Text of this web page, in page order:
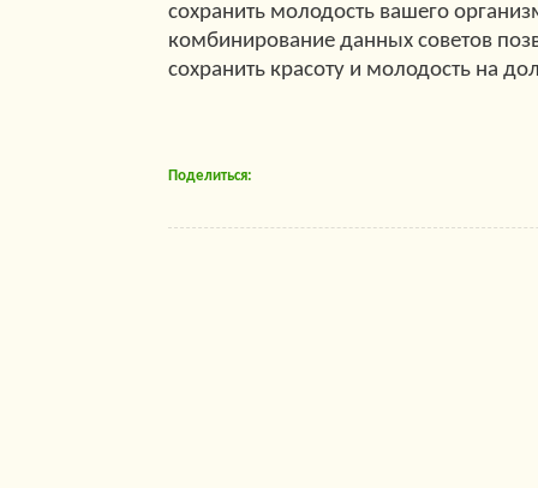
сохранить молодость вашего
комбинирование данных советов
сохранить красоту и молодость на
Поделиться: